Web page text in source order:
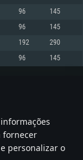
fornecer
personalizar o
(não mais de 6
drivers mais recentes
96 145
96 145
192 290
96 145